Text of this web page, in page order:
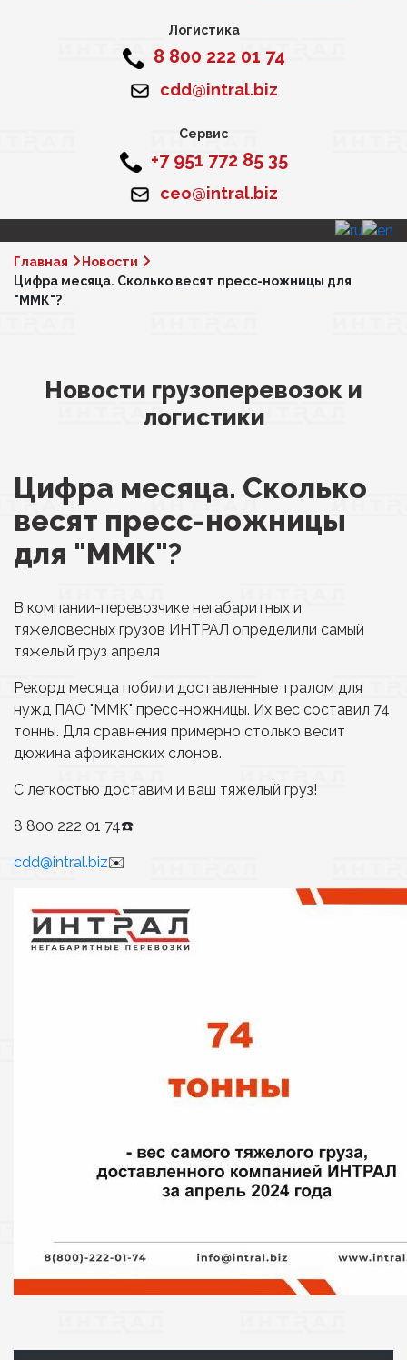
Логистика
8 800 222 01 74
cdd@intral.biz
Сервис
+7 951 772 85 35
ceo@intral.biz
Главная
Новости
Цифра месяца. Сколько весят пресс-ножницы для
"ММК"?
Новости грузоперевозок и
логистики
Цифра месяца. Сколько
весят пресс-ножницы
для "ММК"?
В компании-перевозчике негабаритных и
тяжеловесных грузов ИНТРАЛ определили самый
тяжелый груз апреля
Рекорд месяца побили доставленные тралом для
нужд ПАО "ММК" пресс-ножницы. Их вес составил 74
тонны. Для сравнения примерно столько весит
дюжина африканских слонов.
С легкостью доставим и ваш тяжелый груз!
8 800 222 01 74☎️
cdd@intral.biz✉️